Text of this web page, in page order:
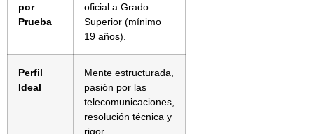
por
Prueba
oficial a Grado
Superior (mínimo
19 años).
Perfil
Ideal
Mente estructurada,
pasión por las
telecomunicaciones,
resolución técnica y
rigor.